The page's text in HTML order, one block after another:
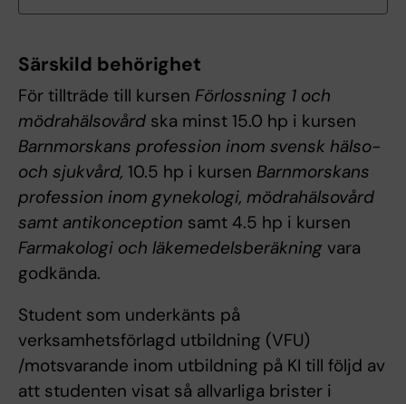
Särskild behörighet
För tillträde till kursen Förlossning 1 och
mödrahälsovård ska minst 15.0 hp i kursen
Barnmorskans profession inom svensk hälso-
och sjukvård, 10.5 hp i kursen Barnmorskans
profession inom gynekologi, mödrahälsovård
samt antikonception samt 4.5 hp i kursen
Farmakologi och läkemedelsberäkning vara
godkända.
Student som underkänts på
verksamhetsförlagd utbildning (VFU)
/motsvarande inom utbildning på KI till följd av
att studenten visat så allvarliga brister i